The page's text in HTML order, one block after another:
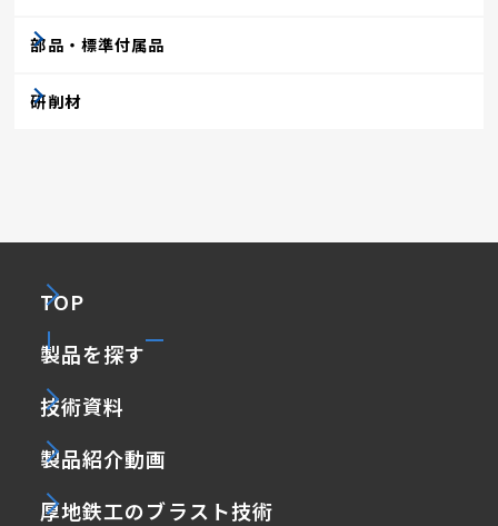
部品・標準付属品
研削材
TOP
製品を探す
技術資料
製品紹介動画
厚地鉄工のブラスト技術